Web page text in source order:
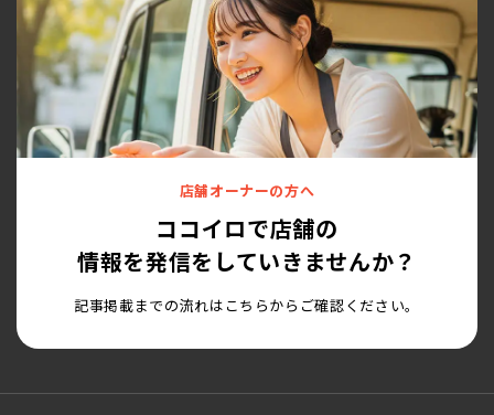
店舗オーナーの方へ
ココイロで店舗の
情報を発信をしていきませんか？
記事掲載までの流れはこちらからご確認ください。